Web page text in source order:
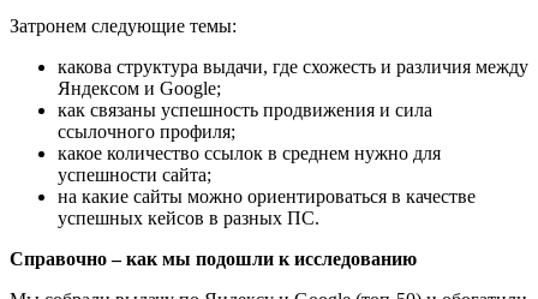
Затронем следующие темы:
какова структура выдачи, где схожесть и различия между
Яндексом и Google;
как связаны успешность продвижения и сила
ссылочного профиля;
какое количество ссылок в среднем нужно для
успешности сайта;
на какие сайты можно ориентироваться в качестве
успешных кейсов в разных ПС.
Справочно – как мы подошли к исследованию